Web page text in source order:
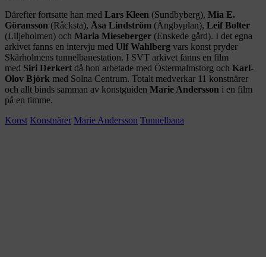
Därefter fortsatte han med Lars Kleen (Sundbyberg), Mia E.
Göransson (Råcksta), Åsa Lindström (Ängbyplan), Leif Bolter
(Liljeholmen) och Maria Mieseberger (Enskede gård). I det egna
arkivet fanns en intervju med Ulf Wahlberg vars konst pryder
Skärholmens tunnelbanestation. I SVT arkivet fanns en film
med Siri Derkert då hon arbetade med Östermalmstorg och Karl-
Olov Björk med Solna Centrum. Totalt medverkar 11 konstnärer
och allt binds samman av konstguiden Marie Andersson i en film
på en timme.
Konst Konstnärer Marie Andersson Tunnelbana